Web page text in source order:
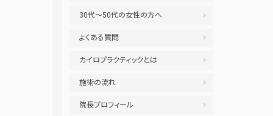
30代～50代の女性の方へ
よくある質問
カイロプラクティックとは
施術の流れ
院長プロフィール